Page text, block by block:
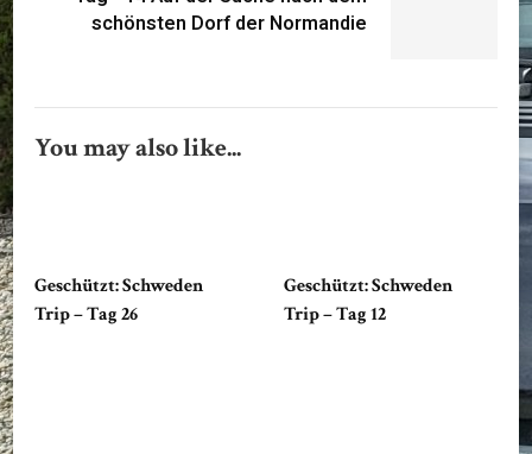
schönsten Dorf der Normandie
You may also like...
Geschützt: Schweden
Trip – Tag 26
Geschützt: Schweden
Trip – Tag 12